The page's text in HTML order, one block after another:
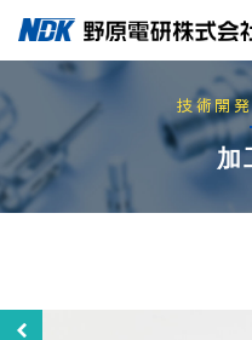
技術開
加